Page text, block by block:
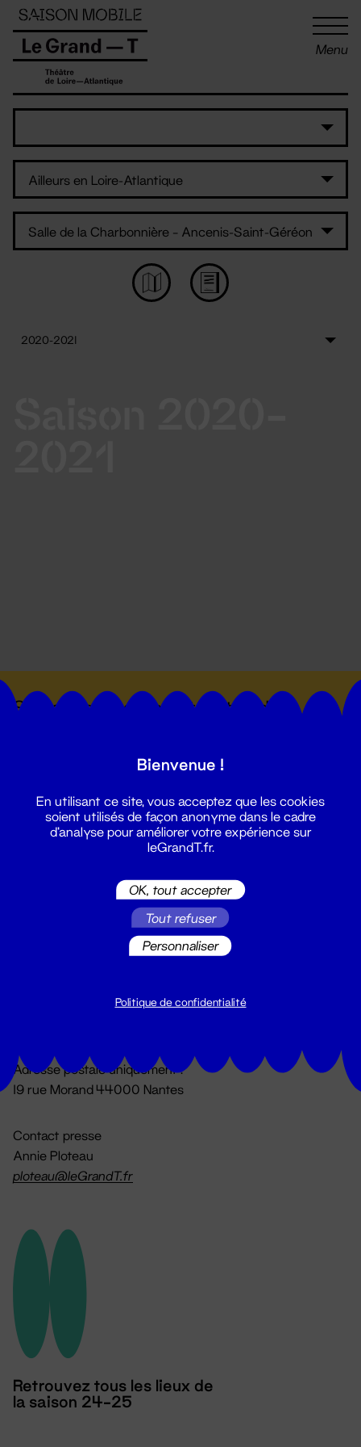
Menu
Suivez toutes les actualités du
Du lundi au vendredi 14h → 18h
Adresse postale uniquement :
19 rue Morand 44000 Nantes
Contact presse
Annie Ploteau
ploteau@leGrandT.fr
Retrouvez tous les lieux de
la saison 24-25
Panneau de gestion des cookies
Bienvenue !
En utilisant ce site, vous acceptez que les cookies
soient utilisés de façon anonyme dans le cadre
d'analyse pour améliorer votre expérience sur
leGrandT.fr.
OK, tout accepter
Tout refuser
Personnaliser
Politique de confidentialité